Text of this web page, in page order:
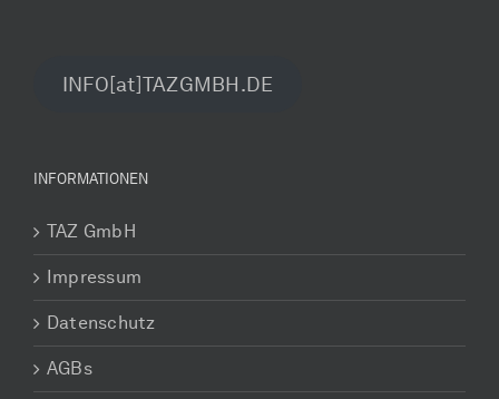
INFO[at]TAZGMBH.DE
INFORMATIONEN
TAZ GmbH
Impressum
Datenschutz
AGBs